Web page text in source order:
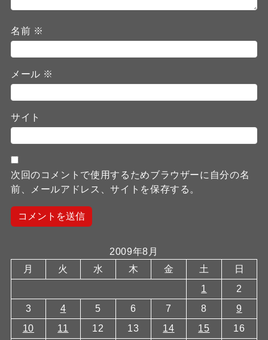
名前 ※
メール ※
サイト
次回のコメントで使用するためブラウザーに自分の名
前、メールアドレス、サイトを保存する。
2009年8月
月
火 水 木 金 土
日
1
2
3
4 5 6 7 8
9
10
11 12 13 14 15 16